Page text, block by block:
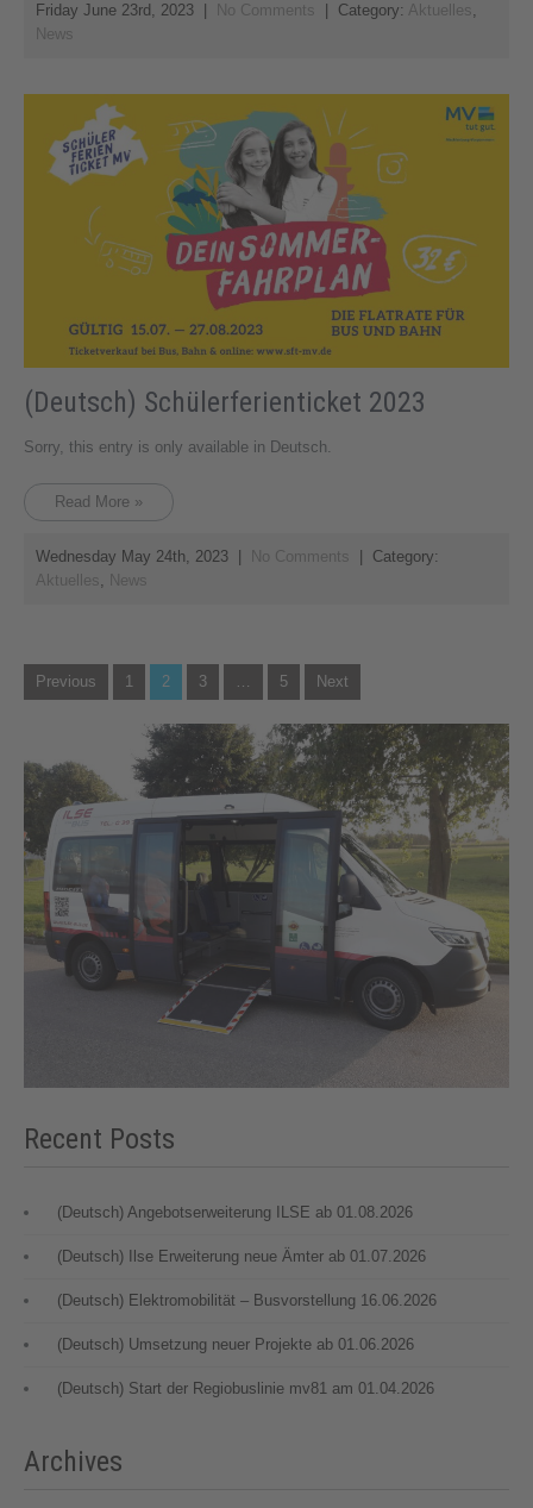
Friday June 23rd, 2023 No Comments | Category: Aktuelles,
News
(Deutsch) Schülerferienticket 2023
Sorry, this entry is only available in Deutsch.
Read More »
Wednesday May 24th, 2023 No Comments
| Category:
Aktuelles
News
Posts
pagination
Previous 1 2 3 5 Next
Recent Posts
(Deutsch) Angebotserweiterung ILSE ab 01.08.2026
(Deutsch) Ilse Erweiterung neue Ämter ab 01.07.2026
(Deutsch) Elektromobilität – Busvorstellung 16.06.2026
(Deutsch) Umsetzung neuer Projekte ab 01.06.2026
(Deutsch) Start der Regiobuslinie mv81 am 01.04.2026
Archives